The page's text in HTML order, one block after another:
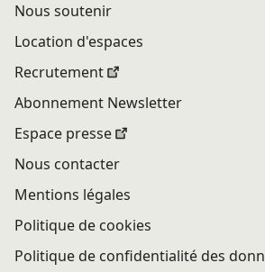
Nous soutenir
Location d'espaces
Recrutement
Abonnement Newsletter
Espace presse
Nous contacter
Mentions légales
Politique de cookies
Politique de confidentialité des